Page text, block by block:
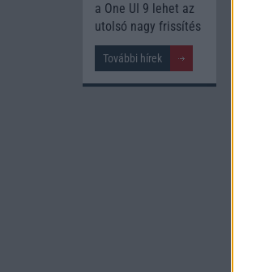
a One UI 9 lehet az
utolsó nagy frissítés
További hírek